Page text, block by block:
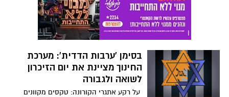
בסימן 'ערבות הדדית': מערכת
החינוך מציינת את יום הזיכרון
לשואה ולגבורה
על רקע אתגרי הקורונה: טקסים מקוונים